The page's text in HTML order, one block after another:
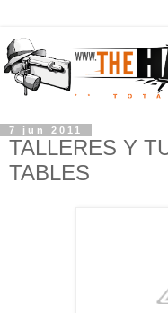
7 jun 2011
TALLERES Y
TABLES